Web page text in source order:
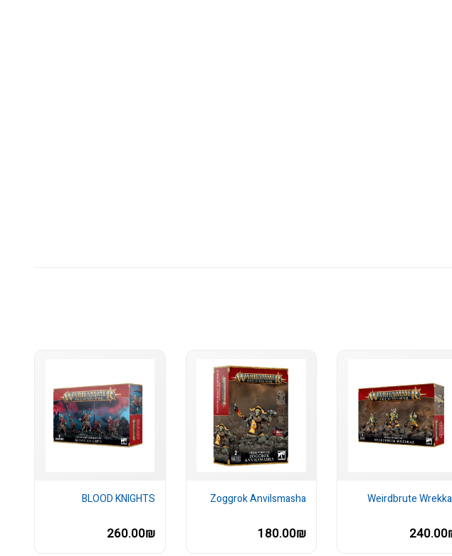
Weirdbrute
Zoggrok Anvilsmasha
180.00₪
BLOOD KNIGHTS
260.00₪